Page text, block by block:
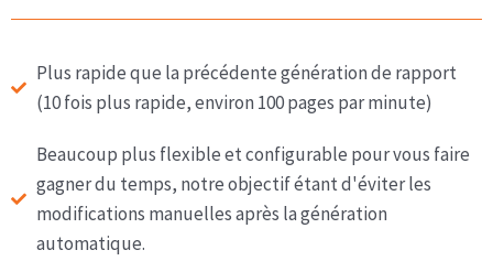
Plus rapide que la précédente génération de rapport
(10 fois plus rapide, environ 100 pages par minute)
Beaucoup plus flexible et configurable pour vous faire
gagner du temps, notre objectif étant d'éviter les
modifications manuelles après la génération
automatique.